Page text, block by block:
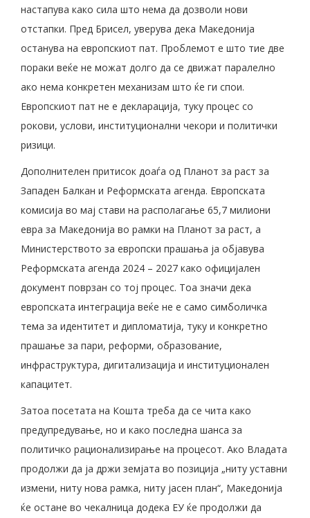
настапува како сила што нема да дозволи нови
отстапки. Пред Брисел, уверува дека Македонија
останува на европскиот пат. Проблемот е што тие две
пораки веќе не можат долго да се движат паралелно
ако нема конкретен механизам што ќе ги спои.
Европскиот пат не е декларација, туку процес со
рокови, услови, институционални чекори и политички
ризици.
Дополнителен притисок доаѓа од Планот за раст за
Западен Балкан и Реформската агенда. Европската
комисија во мај стави на располагање 65,7 милиони
евра за Македонија во рамки на Планот за раст, а
Министерството за европски прашања ја објавува
Реформската агенда 2024 – 2027 како официјален
документ поврзан со тој процес. Тоа значи дека
европската интеграција веќе не е само симболичка
тема за идентитет и дипломатија, туку и конкретно
прашање за пари, реформи, образование,
инфраструктура, дигитализација и институционален
капацитет.
Затоа посетата на Кошта треба да се чита како
предупредување, но и како последна шанса за
политичко рационализирање на процесот. Ако Владата
продолжи да ја држи земјата во позиција „ниту уставни
измени, ниту нова рамка, ниту јасен план“, Македонија
ќе остане во чекалница додека ЕУ ќе продолжи да